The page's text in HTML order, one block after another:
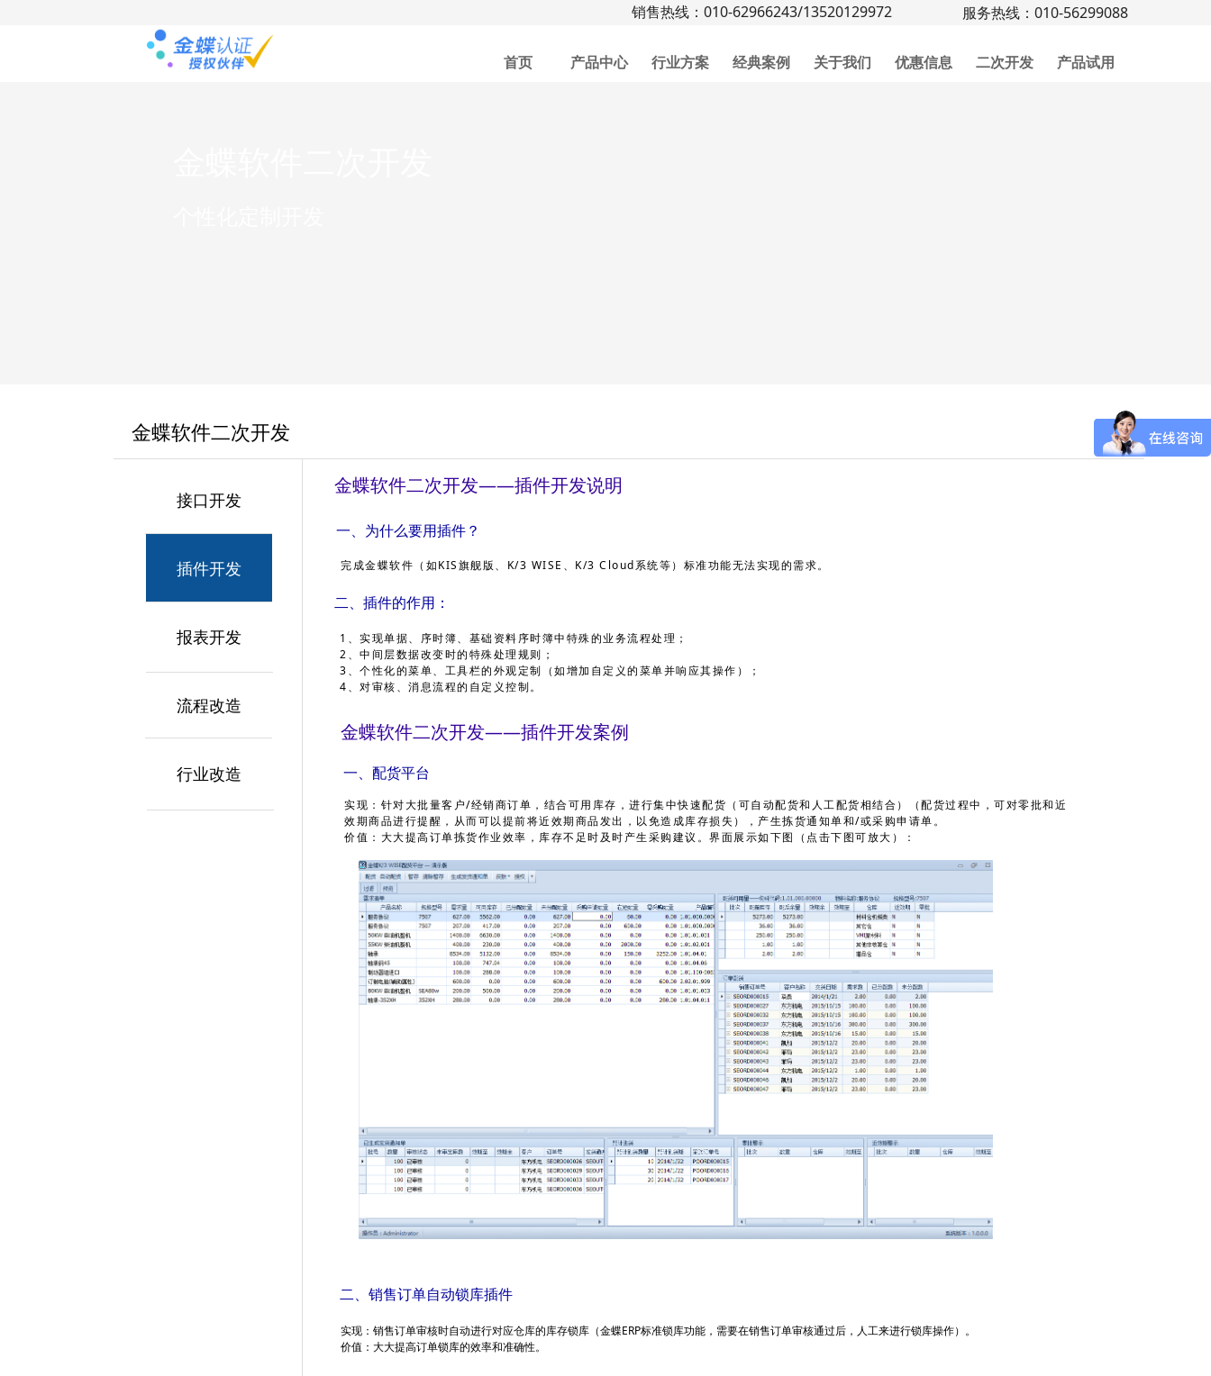
服务热线：010-56299088
销售热线：010-62966243/13520129972
首页 产品中心 行业方案 经典案例 关于我们 优惠信息 二次开发 产品试用
金蝶软件二次开发
接口开发
插件开发
报表开发
流程改造
行业改造
金蝶软件二次开发——插件开发说明
一、为什么要用插件？
二、插件的作用：
完成金蝶软件（如KIS旗舰版、K/3 WISE、K/3 Cloud系统等）标准功能无法实现的需求。
1、实现单据、序时簿、基础资料序时簿中特殊的业务流程处理；
2、中间层数据改变时的特殊处理规则；
3、个性化的菜单、工具栏的外观定制（如增加自定义的菜单并响应其操作）；
4、对审核、消息流程的自定义控制。
金蝶软件二次开发——插件开发案例
一、配货平台
实现：针对大批量客户/经销商订单，结合可用库存，进行集中快速配货（可自动配货和人工配货相结合）（配货过程中，可对零批和近
效期商品进行提醒，从而可以提前将近效期商品发出，以免造成库存损失），产生拣货通知单和/或采购申请单。
价值：大大提高订单拣货作业效率，库存不足时及时产生采购建议。 界面展示如下图（点击下图可放大）：
二、销售订单自动锁库插件
实现：销售订单审核时自动进行对应仓库的库存锁库（金蝶ERP标准锁库功能，需要在销售订单审核通过后，人工来进行锁库操作）。
价值：大大提高订单锁库的效率和准确性。